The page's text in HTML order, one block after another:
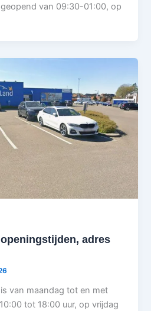
van 09:30-01:00, op
adres
van maandag tot en met
tot 18:00 uur, op vrijdag